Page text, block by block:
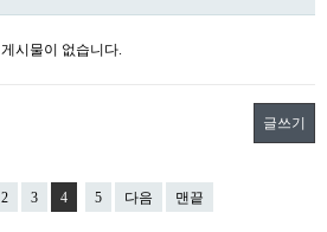
게시물이 없습니다.
글쓰기
2 3 4 5 다음 맨끝